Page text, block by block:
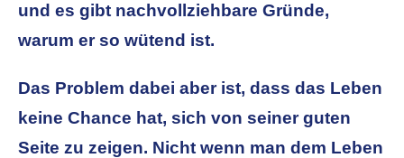
und es gibt nachvollziehbare Gründe,
warum er so wütend ist.
Das Problem dabei aber ist, dass das Leben
keine Chance hat, sich von seiner guten
Seite zu zeigen. Nicht wenn man dem Leben